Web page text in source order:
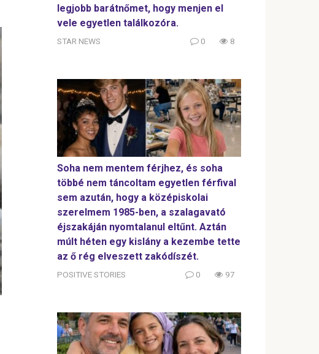
legjobb barátnőmet, hogy menjen el
vele egyetlen találkozóra.
STAR NEWS 0 8
Soha nem mentem férjhez, és soha
többé nem táncoltam egyetlen férfival
sem azután, hogy a középiskolai
szerelmem 1985-ben, a szalagavató
éjszakáján nyomtalanul eltűnt. Aztán
múlt héten egy kislány a kezembe tette
az ő rég elveszett zakódíszét.
POSITIVE STORIES 0 97